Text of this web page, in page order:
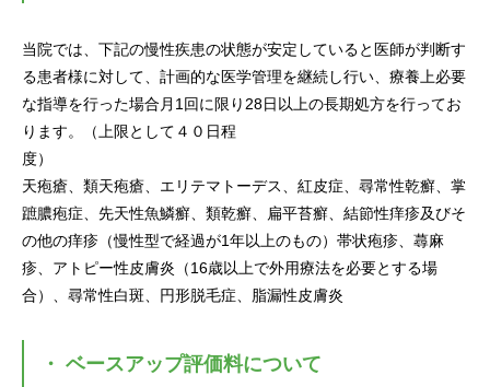
当院では、下記の慢性疾患の状態が安定していると医師が判断す
る患者様に対して、計画的な医学管理を継続し行い、療養上必要
な指導を行った場合月1回に限り28日以上の長期処方を行ってお
ります。（上限として４０日程
度
天疱瘡、類天疱瘡、エリテマトーデス、紅皮症、尋常性乾癬、掌
蹠膿疱症、先天性魚鱗癬、類乾癬、扁平苔癬、結節性痒疹及びそ
の他の痒疹（慢性型で経過が1年以上のもの）帯状疱疹、蕁麻
疹、アトピー性皮膚炎（16歳以上で外用療法を必要とする場
合）、尋常性白斑、円形脱毛症、脂漏性皮膚炎
・ ベースアップ評価料について